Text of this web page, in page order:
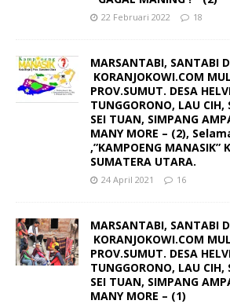
22 Februari 2022 18
MARSANTABI, SANTABI
KORANJOKOWI.COM
PROV.SUMUT. DESA
TUNGGORONO, LAU CIH,
SEI TUAN, SIMPANG
MANY MORE – (2),
,”KAMPOENG MANASIK”
SUMATERA UTARA.
24 April 2021 16
MARSANTABI, SANTABI
KORANJOKOWI.COM
PROV.SUMUT. DESA
TUNGGORONO, LAU CIH,
SEI TUAN, SIMPANG
MANY MORE – (1)